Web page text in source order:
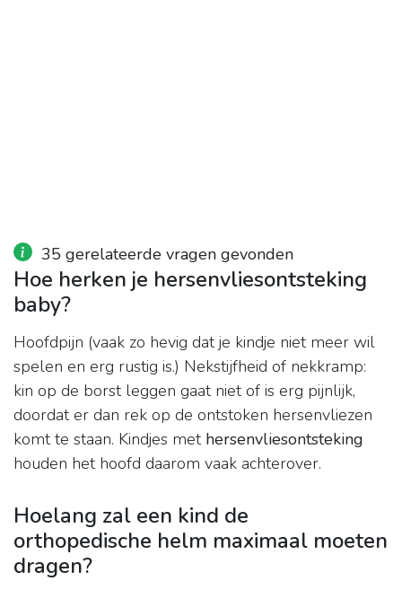
35 gerelateerde vragen gevonden
Hoe herken je hersenvliesontsteking
baby?
Hoofdpijn (vaak zo hevig dat je kindje niet meer wil
spelen en erg rustig is.) Nekstijfheid of nekkramp:
kin op de borst leggen gaat niet of is erg pijnlijk,
doordat er dan rek op de ontstoken hersenvliezen
komt te staan. Kindjes met hersenvliesontsteking
houden het hoofd daarom vaak achterover.
Hoelang zal een kind de
orthopedische helm maximaal moeten
dragen?